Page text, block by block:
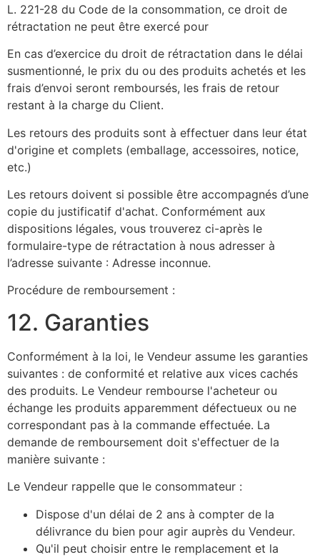
L. 221-28 du Code de la consommation, ce droit de
rétractation ne peut être exercé pour
En cas d’exercice du droit de rétractation dans le délai
susmentionné, le prix du ou des produits achetés et les
frais d’envoi seront remboursés, les frais de retour
restant à la charge du Client.
Les retours des produits sont à effectuer dans leur état
d'origine et complets (emballage, accessoires, notice,
etc.)
Les retours doivent si possible être accompagnés d’une
copie du justificatif d'achat. Conformément aux
dispositions légales, vous trouverez ci-après le
formulaire-type de rétractation à nous adresser à
l’adresse suivante : Adresse inconnue.
Procédure de remboursement :
12. Garanties
Conformément à la loi, le Vendeur assume les garanties
suivantes : de conformité et relative aux vices cachés
des produits. Le Vendeur rembourse l'acheteur ou
échange les produits apparemment défectueux ou ne
correspondant pas à la commande effectuée. La
demande de remboursement doit s'effectuer de la
manière suivante :
Le Vendeur rappelle que le consommateur :
Dispose d'un délai de 2 ans à compter de la
délivrance du bien pour agir auprès du Vendeur.
Qu'il peut choisir entre le remplacement et la